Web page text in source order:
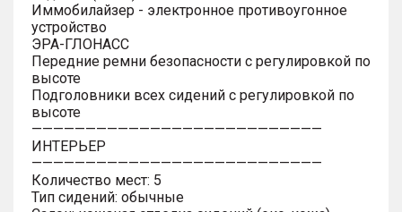
Иммобилайзер - электронное противоугонное
устройство
ЭРА-ГЛОНАСС
Передние ремни безопасности с регулировкой по
высоте
Подголовники всех сидений с регулировкой по
высоте
———————————————————————————
ИНТЕРЬЕР
———————————————————————————
Количество мест: 5
Тип сидений: обычные